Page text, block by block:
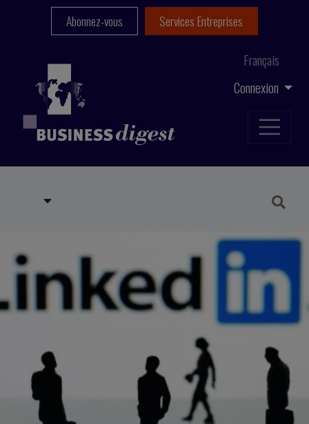
Connexion
Français
Abonnez-vous Services Entreprises